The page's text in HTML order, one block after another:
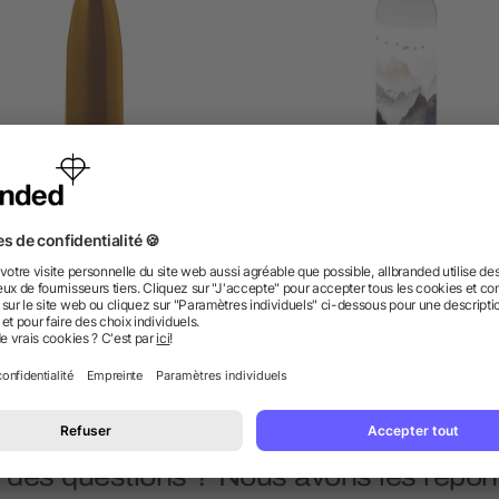
650 ml
dès 1,82 €
4/5 (1)
dès 1,78 €
des questions ? Nous avons les